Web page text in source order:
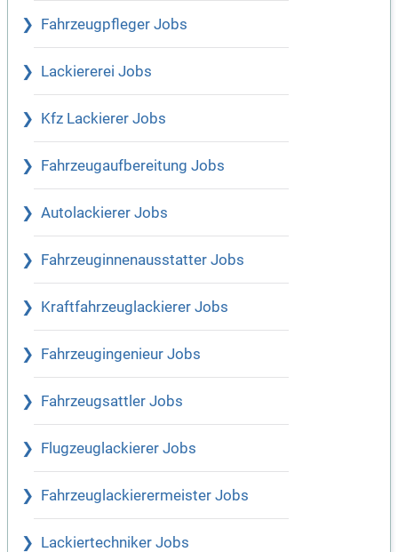
Fahrzeugpfleger Jobs
Lackiererei Jobs
Kfz Lackierer Jobs
Fahrzeugaufbereitung Jobs
Autolackierer Jobs
Fahrzeuginnenausstatter Jobs
Kraftfahrzeuglackierer Jobs
Fahrzeugingenieur Jobs
Fahrzeugsattler Jobs
Flugzeuglackierer Jobs
Fahrzeuglackierermeister Jobs
Lackiertechniker Jobs